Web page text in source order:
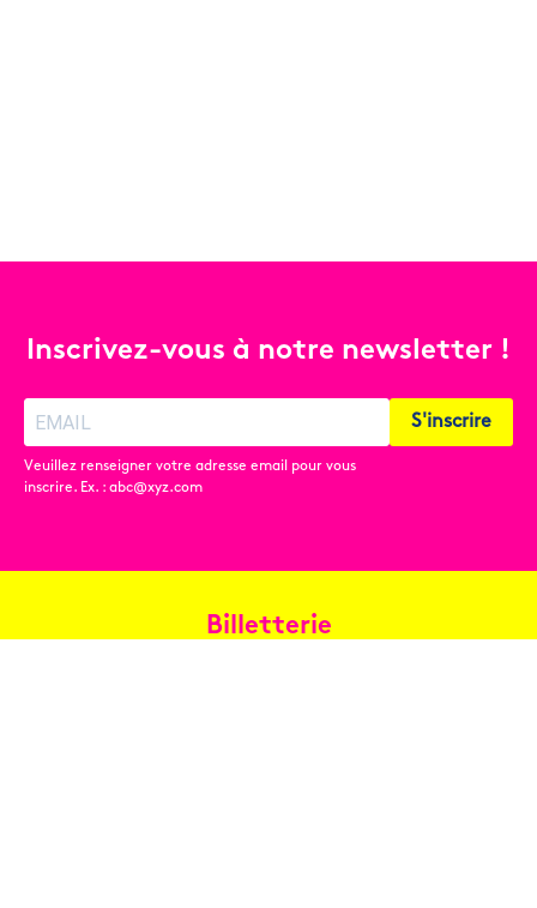
Inscrivez-vous à notre newsletter !
Veuillez renseigner votre adresse email pour vous
inscrire. Ex. : abc@xyz.com
S'inscrire
Billetterie